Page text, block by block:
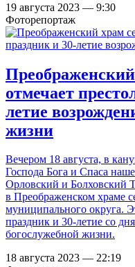
19 августа 2023 — 9:30
Фоторепортаж
отмечает
летие
жизни
Вечером 18 августа, в
Господа Бога и Спаса
Орловский и Болховский
в Преображенском храме
муниципального округа.
праздник и 30-летие со
богослужебной жизни.
18 августа 2023 — 22:19